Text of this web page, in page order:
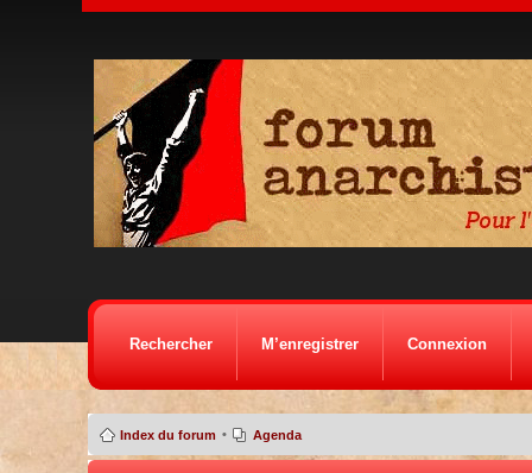
Rechercher M’enregistrer Connexion
Index du forum • Agenda